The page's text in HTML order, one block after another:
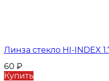
Линза стекло HI-INDEX
60 ₽
Купить